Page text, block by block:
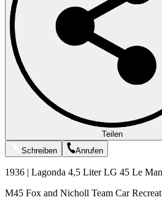
Teilen
Schreiben
Anrufen
1936 | Lagonda 4,5 Liter LG 45 Le
M45 Fox and Nicholl Team Car